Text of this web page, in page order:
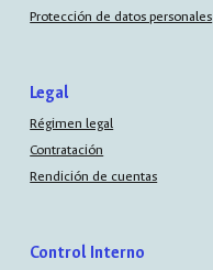
Protección de datos personales
Legal
Régimen legal
Contratación
Rendición de cuentas
Control Interno